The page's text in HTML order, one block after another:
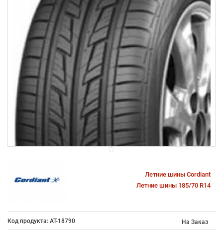
Летние шины Cordiant
Летние шины 185/70 R14
Код продукта: AT-18790 На Заказ